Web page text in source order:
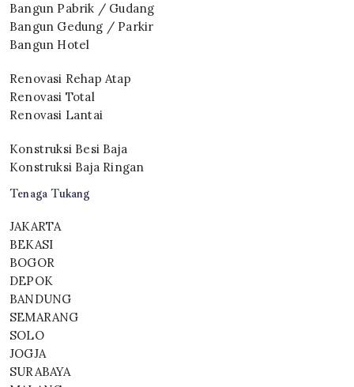
Bangun Pabrik / Gudang
Bangun Gedung / Parkir
Bangun Hotel
Renovasi Rehap Atap
Renovasi Total
Renovasi Lantai
Konstruksi Besi Baja
Konstruksi Baja Ringan
Tenaga Tukang
JAKARTA
BEKASI
BOGOR
DEPOK
BANDUNG
SEMARANG
SOLO
JOGJA
SURABAYA